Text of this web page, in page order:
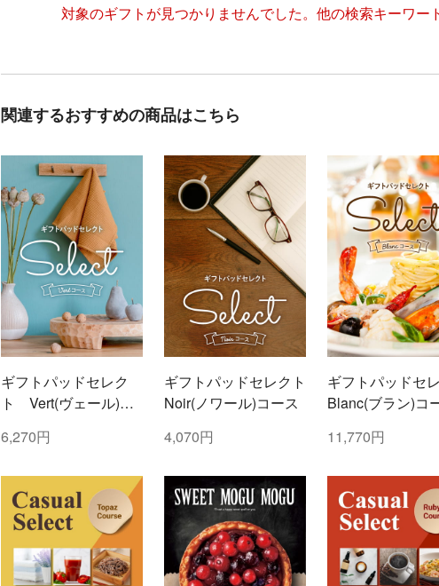
対象のギフトが見つかりませんでした。 他の検索キーワー
関連するおすすめの商品はこちら
ギフトパッドセレク
ト Vert(ヴェール)コ
6,270円
ギフトパッドセレクト
Noir(ノワール)コース
4,070円
ギフトパッドセ
Blanc(ブラン)コ
11,770円